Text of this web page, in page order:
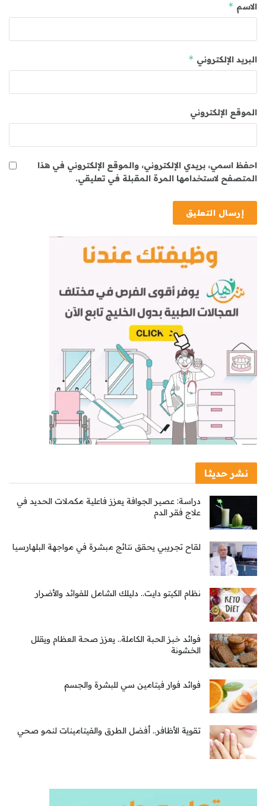
الاسم *
البريد الإلكتروني *
الموقع الإلكتروني
احفظ اسمي، بريدي الإلكتروني، والموقع الإلكتروني في هذا
المتصفح لاستخدامها المرة المقبلة في تعليقي.
نشر حديثا
دراسة: عصير الجوافة يعزز فاعلية مكملات الحديد في
علاج فقر الدم
لقاح تجريبي يحقق نتائج مبشرة في مواجهة البلهارسيا
نظام الكيتو دايت.. دليلك الشامل للفوائد والأضرار
فوائد خبز الحبة الكاملة.. يعزز صحة العظام ويقلل
الخشونة
فوائد فوار فيتامين سي للبشرة والجسم
تقوية الأظافر.. أفضل الطرق والفيتامينات لنمو صحي